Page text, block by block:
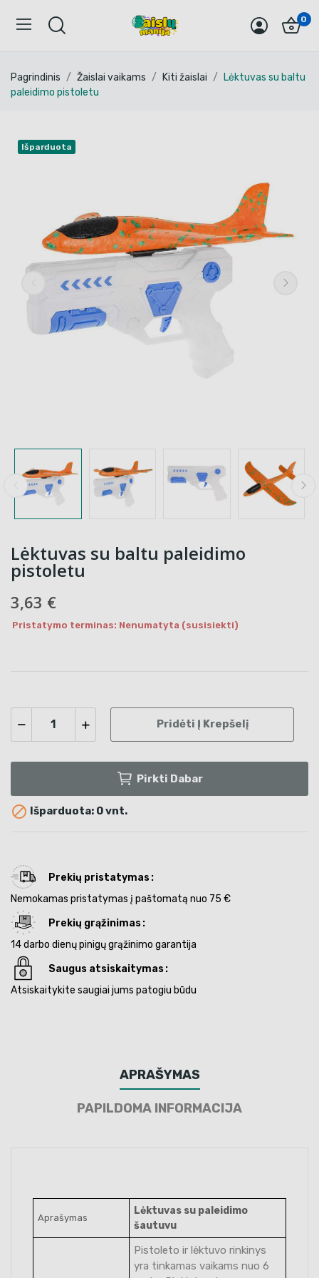
0
Pagrindinis Žaislai vaikams Kiti žaislai
Lėktuvas su baltu
paleidimo pistoletu
Išparduota
Lėktuvas su baltu paleidimo
pistoletu
3,63 €
Pristatymo terminas: Nenumatyta (susisiekti)
Pridėti Į Krepšelį
Pirkti Dabar
 Išparduota: 0 vnt.
Prekių pristatymas
Nemokamas pristatymas į paštomatą nuo 75 €
Prekių grąžinimas
14 darbo dienų pinigų grąžinimo garantija
Saugus atsiskaitymas
Atsiskaitykite saugiai jums patogiu būdu
APRAŠYMAS
PAPILDOMA INFORMACIJA
Aprašymas
Lėktuvas su paleidimo
šautuvu
Pistoleto ir lėktuvo rinkinys
yra tinkamas vaikams nuo 6